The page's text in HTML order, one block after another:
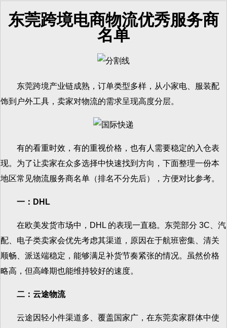
东莞跨境电商物流优秀服务商
名单
东莞跨境产业链成熟，订单类型多样，从小家电、服装配
饰到户外工具，卖家对物流的需求呈现高度分层。
有的看重时效，有的重视价格，也有人需要稳定的入仓表
现。为了让卖家在众多选择中快速找到方向，下面整理一份本
地区常见物流服务商名单（排名不分先后），方便对比参考。
一：DHL
在欧美发货市场中，DHL 的表现一直稳。东莞部分 3C、汽
配、电子类卖家会优先考虑其渠道，原因在于航班密集、清关
顺畅、派送端稳定，能够满足补货节奏紧张的情况。虽然价格
略高，但高峰期也能维持较好的速度。
二：云途物流
云途因轻小件渠道多、覆盖国家广，在东莞卖家群体中使